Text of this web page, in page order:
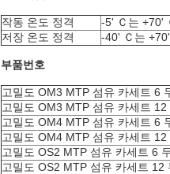
작동 온도 정격
-5' Ｃ는 +70'
저장 온도 정격
-40' Ｃ는
부품번호
고밀도 OM3 MTP 섬유 카세트 6
고밀도 OM3 MTP 섬유 카세트
고밀도 OM4 MTP 섬유 카세트 6
고밀도 OM4 MTP 섬유 카세트
고밀도 OS2 MTP 섬유 카세트 6
고밀도 OS2 MTP 섬유 카세트